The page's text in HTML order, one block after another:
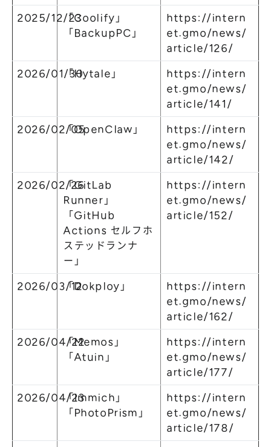
2025/12/23「Coolify」
「BackupPC」
https://intern
et.gmo/news/
article/126/
2026/01/30「Hytale」
https://intern
et.gmo/news/
article/141/
2026/02/05「OpenClaw」
https://intern
et.gmo/news/
article/142/
2026/02/26「GitLab
Runner」
「GitHub
Actions セルフホ
ステッドランナ
ー」
https://intern
et.gmo/news/
article/152/
2026/03/12「Dokploy」
https://intern
et.gmo/news/
article/162/
2026/04/22「Memos」
「Atuin」
https://intern
et.gmo/news/
article/177/
2026/04/23「Immich」
「PhotoPrism」
https://intern
et.gmo/news/
article/178/